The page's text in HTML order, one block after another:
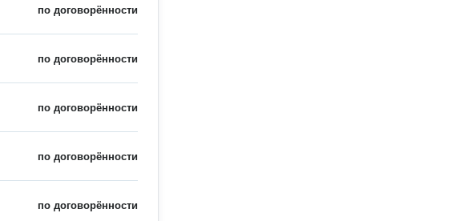
по договорённости
по договорённости
по договорённости
по договорённости
по договорённости